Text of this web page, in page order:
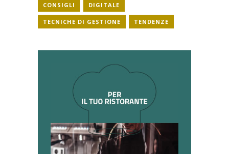
CONSIGLI DIGITALE
TECNICHE DI GESTIONE TENDENZE